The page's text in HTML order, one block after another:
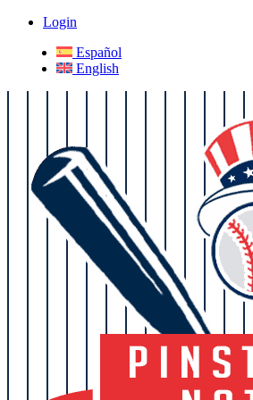
Login
Español
English